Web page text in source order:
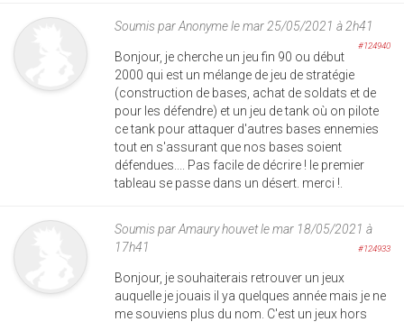
Soumis parAnonymele mar 25/05/2021 à 2h41
#124940
Bonjour, je cherche un jeu fin 90 ou début
2000 qui est un mélange de jeu de stratégie
(construction de bases, achat de soldats et de
pour les défendre) et un jeu de tank où on pilote
ce tank pour attaquer d'autres bases ennemies
tout en s'assurant que nos bases soient
défendues.... Pas facile de décrire ! le premier
tableau se passe dans un désert. merci !.
Soumis parAmaury houvetle mar 18/05/2021 à
17h41
#124933
Bonjour, je souhaiterais retrouver un jeux
auquelle je jouais il ya quelques année mais je ne
me souviens plus du nom. C'est un jeux hors